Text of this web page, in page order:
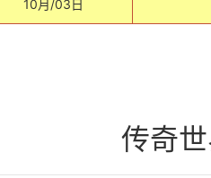
10月/03日
传奇